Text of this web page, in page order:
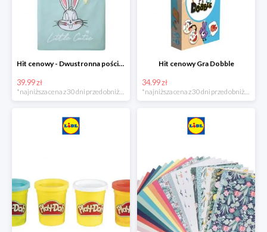
Hit cenowy - Dwustronna pościel z bawełny
39.99 zł
*najniższa cena z 30 dni przed obniżką
Hit cenowy Gra Dobble
34.99 zł
*najniższa cena z 30 dni przed obniżką